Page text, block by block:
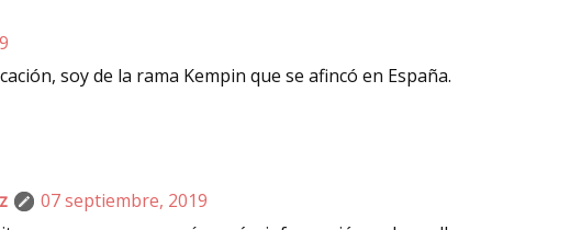
soy de la rama Kempin que se afincó en España.
07 septiembre, 2019